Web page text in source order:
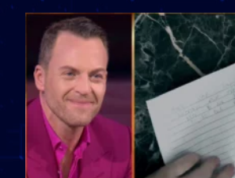
bukura në shtëpinë e BB
mungojë zilja e